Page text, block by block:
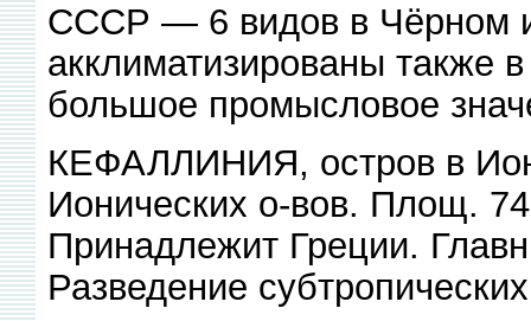
СССР — 6 видов в Чёрном
акклиматизированы также
большое промысловое
КЕФАЛЛИНИЯ, остров в
Ионических о-вов. Площ.
Принадлежит Греции.
Разведение